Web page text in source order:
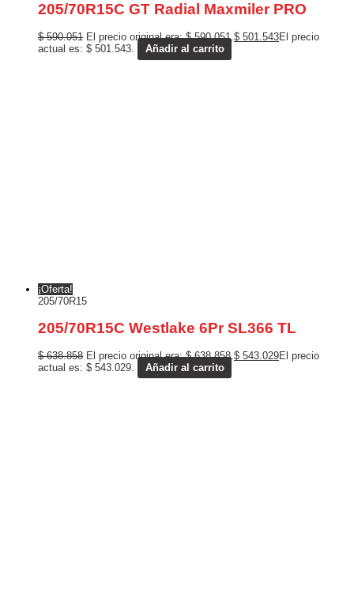
205/70R15C GT Radial Maxmiler PRO
$590.051 El precio original era: $ 590.051.$ 501.543El precio
actual es: $ 501.543.
Añadir al carrito
¡Oferta!
205/70R15
205/70R15C Westlake 6Pr SL366 TL
$638.858 El precio original era: $ 638.858.$ 543.029El precio
actual es: $ 543.029.
Añadir al carrito